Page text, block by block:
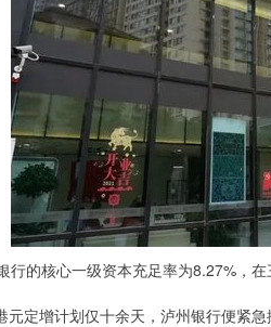
的核心一级资本充足率为8.27%，在
定增计划仅十余天，泸州银行便紧急